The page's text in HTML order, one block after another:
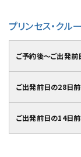
プリンセス・クル
ご予約後～ご出発
ご出発前日の28日
ご出発前日の14日